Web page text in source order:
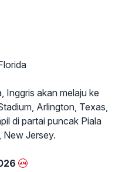
Inggris akan melaju ke
Arlington, Texas,
di partai puncak Piala
New Jersey.